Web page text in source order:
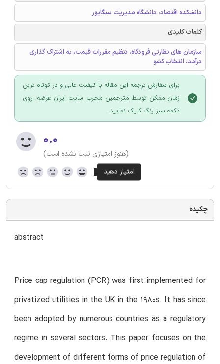
دانشکده اقتصاد، دانشگاه مدیریت سنگاپور
کلمات کلیدی
سازمان های نظارتی فرودگاه، تنظیم مقررات قیمت، به اشتراک گذاری
درآمد، انتخاب کشو
برای سفارش ترجمه این مقاله با کیفیت عالی و در کوتاه ترین
زمان ممکن توسط مترجمین مجرب سایت ایران عرضه؛ روی
دکمه سبز رنگ کلیک نمایید.
۰.۰
(هنوز امتیازی ثبت نشده است)
چکیده
abstract
Price cap regulation (PCR) was first implemented for
privatized utilities in the UK in the 1980s. It has since
been adopted by numerous countries as a regulatory
regime in several sectors. This paper focuses on the
development of different forms of price regulation of